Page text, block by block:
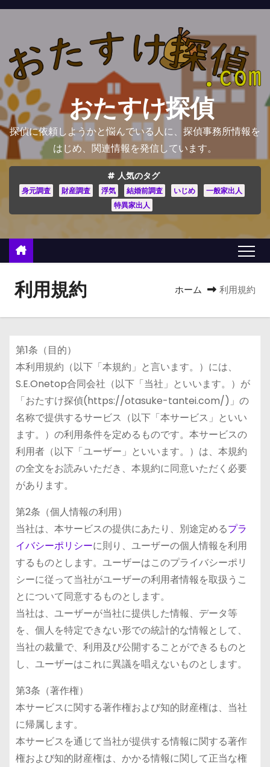
コ
ツ
へ
ス
キ
ッ
プ
おたすけ探偵
探偵に依頼しようかと悩んでいる人に、探偵事務所情報を
はじめ、関連情報を発信しています。
人気のタグ
身元調査 財産調査 浮気 結婚前調査 いじめ
一般家出人
特異家出人
利用規約 ホーム 利用規約
第1条（目的）
本利用規約（以下「本規約」と言います。）には、
S.E.Onetop合同会社（以下「当社」といいます。）が
「おたすけ探偵(https://otasuke-tantei.com/)」の
名称で提供するサービス（以下「本サービス」といい
ます。）の利用条件を定めるものです。本サービスの
利用者（以下「ユーザー」といいます。）は、本規約
の全文をお読みいただき、本規約に同意いただく必要
があります。
第2条（個人情報の利用）
当社は、本サービスの提供にあたり、別途定めるプラ
イバシーポリシーに則り、ユーザーの個人情報を利用
するものとします。ユーザーはこのプライバシーポリ
シーに従って当社がユーザーの利用者情報を取扱うこ
とについて同意するものとします。
当社は、ユーザーが当社に提供した情報、データ等
を、個人を特定できない形での統計的な情報として、
当社の裁量で、利用及び公開することができるものと
し、ユーザーはこれに異議を唱えないものとします。
第3条（著作権）
本サービスに関する著作権および知的財産権は、当社
に帰属します。
本サービスを通じて当社が提供する情報に関する著作
権および知的財産権は、かかる情報に関して正当な権